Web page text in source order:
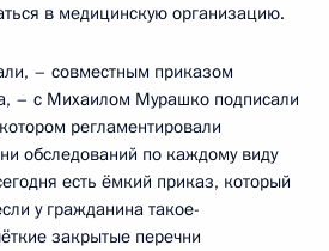
в медицинскую организацию.
– совместным приказом
– с Михаилом Мурашко подписали
регламентировали
обследований по каждому виду
есть ёмкий приказ, который
у гражданина такое-
закрытые перечни